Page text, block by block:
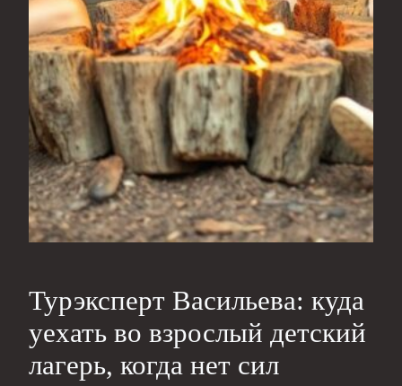
Турэксперт Васильева: куда
уехать во взрослый детский
лагерь, когда нет сил